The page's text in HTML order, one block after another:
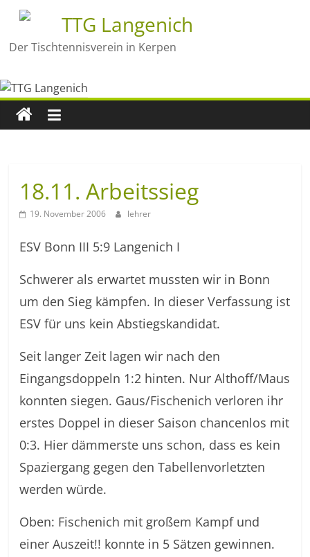
TTG Langenich
Der Tischtennisverein in Kerpen
18.11. Arbeitssieg
19. November 2006 lehrer
ESV Bonn III 5:9 Langenich I
Schwerer als erwartet mussten wir in Bonn
um den Sieg kämpfen. In dieser Verfassung ist
ESV für uns kein Abstiegskandidat.
Seit langer Zeit lagen wir nach den
Eingangsdoppeln 1:2 hinten. Nur Althoff/Maus
konnten siegen. Gaus/Fischenich verloren ihr
erstes Doppel in dieser Saison chancenlos mit
0:3. Hier dämmerste uns schon, dass es kein
Spaziergang gegen den Tabellenvorletzten
werden würde.
Oben: Fischenich mit großem Kampf und
einer Auszeit!! konnte in 5 Sätzen gewinnen.